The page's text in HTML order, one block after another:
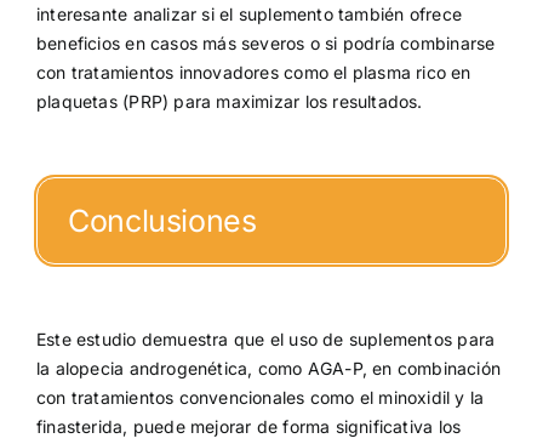
interesante analizar si el suplemento también ofrece
beneficios en casos más severos o si podría combinarse
con tratamientos innovadores como el plasma rico en
plaquetas (PRP) para maximizar los resultados.
Conclusiones
Este estudio demuestra que el uso de suplementos para
la alopecia androgenética, como AGA-P, en combinación
con tratamientos convencionales como el minoxidil y la
finasterida, puede mejorar de forma significativa los